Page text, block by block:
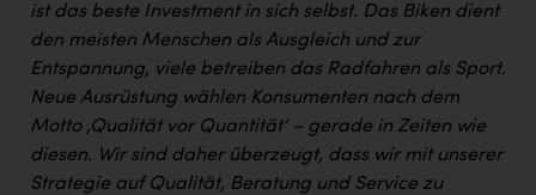
Oldtimer Raststationen und Motorhotels
Österreichischer Kachelofenverband
Orlen
Passage Linz
ist das beste Investment in sich selbst. Das Biken dient
den meisten Menschen als Ausgleich und zur
Entspannung, viele betreiben das Radfahren als Sport.
Neue Ausrüstung wählen Konsumenten nach dem
Motto ‚Qualität vor Quantität‘ – gerade in Zeiten wie
diesen. Wir sind daher überzeugt, dass wir mit unserer
Strategie auf Qualität, Beratung und Service zu